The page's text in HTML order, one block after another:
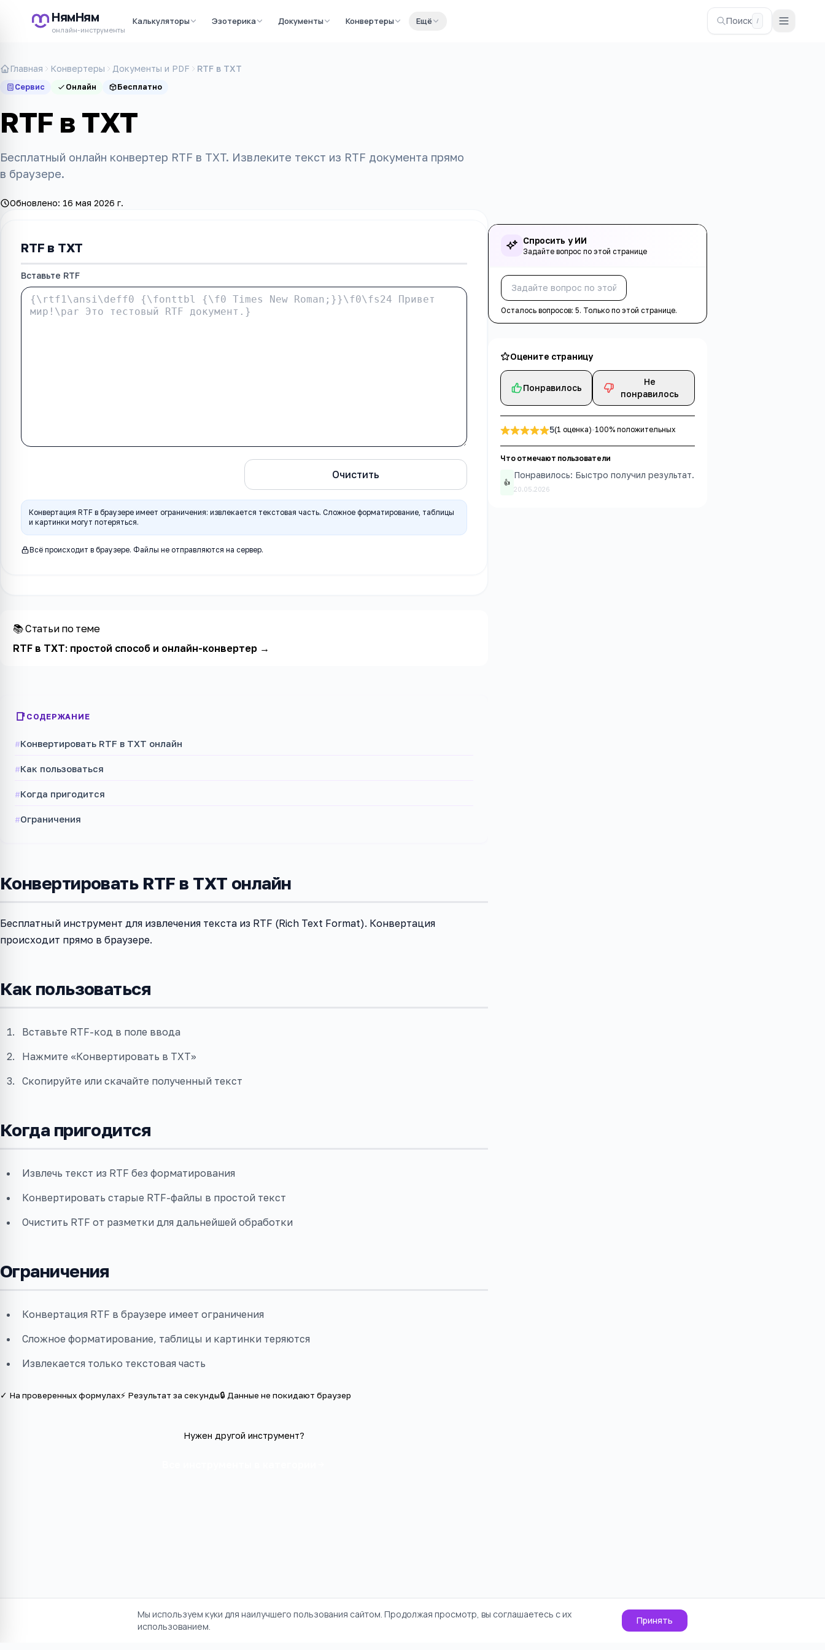
НямНям
онлайн-инструменты
Калькуляторы Эзотерика Документы Конвертеры Ещё Поиск /
Главная Конвертеры Документы и PDF RTF в TXT
Сервис Онлайн Бесплатно
RTF в TXT
Бесплатный онлайн конвертер RTF в TXT. Извлеките текст из RTF документа прямо
в браузере.
Обновлено: 16 мая 2026 г.
RTF в TXT
Вставьте RTF
Очистить
Конвертация RTF в браузере имеет ограничения: извлекается текстовая часть. Сложное форматирование, таблицы
и картинки могут потеряться.
Всё происходит в браузере. Файлы не отправляются на сервер.
📚 Статьи по теме
RTF в TXT: простой способ и онлайн-конвертер→
СОДЕРЖАНИЕ
Конвертировать RTF в TXT онлайн
Как пользоваться
Когда пригодится
Ограничения
Конвертировать RTF в TXT онлайн
Бесплатный инструмент для извлечения текста из RTF (Rich Text Format). Конвертация
происходит прямо в браузере.
Как пользоваться
Вставьте RTF-код в поле ввода
Нажмите «Конвертировать в TXT»
Скопируйте или скачайте полученный текст
Когда пригодится
Извлечь текст из RTF без форматирования
Конвертировать старые RTF-файлы в простой текст
Очистить RTF от разметки для дальнейшей обработки
Ограничения
Конвертация RTF в браузере имеет ограничения
Сложное форматирование, таблицы и картинки теряются
Извлекается только текстовая часть
✓ На проверенных формулах⚡ Результат за секунды🔒 Данные не покидают браузер
Нужен другой инструмент?
Спросить у ИИ
Задайте вопрос по этой странице
Осталось вопросов:5. Только по этой странице.
Оцените страницу
Понравилось
Не
понравилось
5(1 оценка)•100% положительных
Что отмечают пользователи
👍
Понравилось: Быстро получил результат.
20.05.2026
Мы используем куки для наилучшего пользования сайтом. Продолжая просмотр, вы соглашаетесь с их
использованием.
Принять